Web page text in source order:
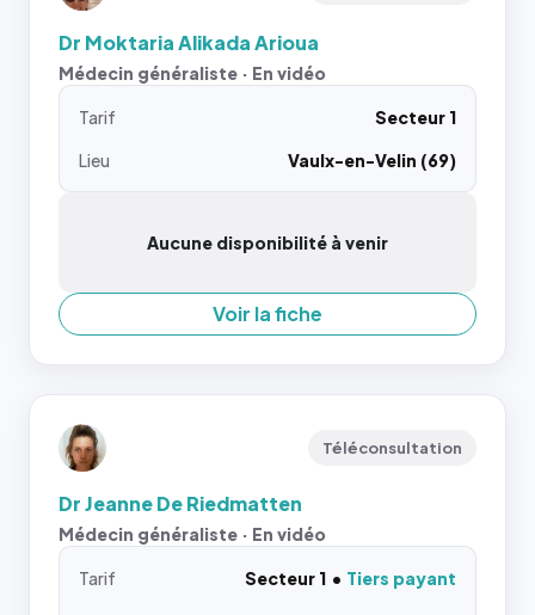
Dr Moktaria Alikada Arioua
Médecin généraliste · En vidéo
Tarif
Secteur 1
Lieu
Vaulx-en-Velin (69)
Aucune disponibilité à venir
Voir la fiche
Téléconsultation
Dr Jeanne De Riedmatten
Médecin généraliste · En vidéo
Tarif Secteur 1
Tiers payant